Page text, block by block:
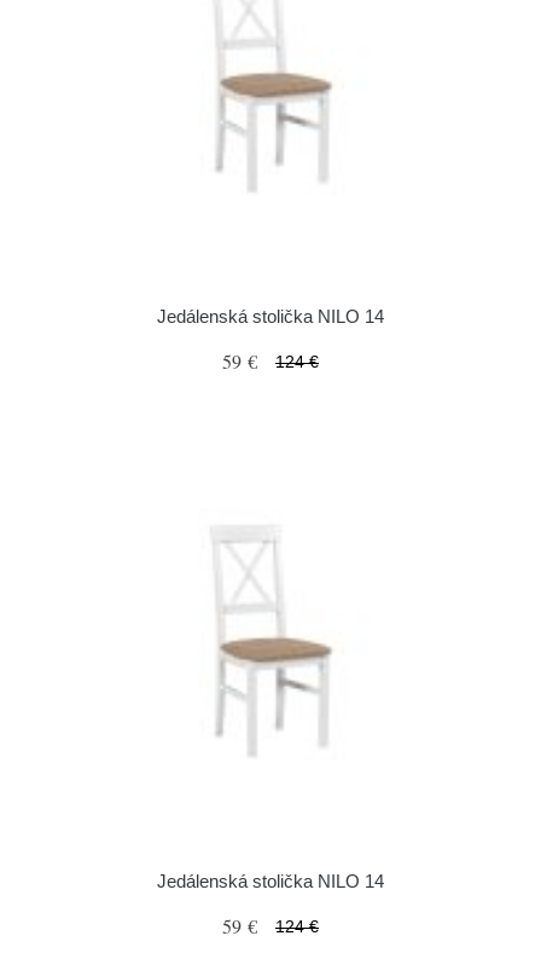
Jedálenská stolička NILO 14
59 € 124 €
Jedálenská stolička NILO 14
59 € 124 €